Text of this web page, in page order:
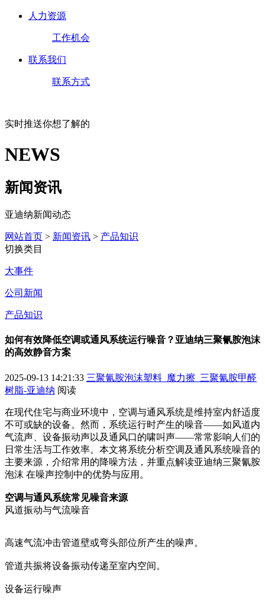
人力资源
工作机会
联系我们
联系方式
实时推送你想了解的
NEWS
新闻资讯
亚迪纳新闻动态
网站首页 > 新闻资讯 > 产品知识
切换类目
大事件
公司新闻
产品知识
如何有效降低空调或通风系统运行噪音？亚迪纳三聚氰胺泡沫
的高效静音方案
2025-09-13 14:21:33 三聚氰胺泡沫塑料_魔力擦_三聚氰胺甲醛
树脂-亚迪纳 阅读
在现代住宅与商业环境中，空调与通风系统是维持室内舒适度
不可或缺的设备。然而，系统运行时产生的噪音——如风道内
气流声、设备振动声以及通风口的啸叫声——常常影响人们的
日常生活与工作效率。本文将系统分析空调及通风系统噪音的
主要来源，介绍常用的降噪方法，并重点解读亚迪纳三聚氰胺
泡沫 在噪声控制中的优势与应用。
空调与通风系统常见噪音来源
风道振动与气流噪音
高速气流冲击管道壁或弯头部位所产生的噪声。
管道共振将设备振动传递至室内空间。
设备运行噪声